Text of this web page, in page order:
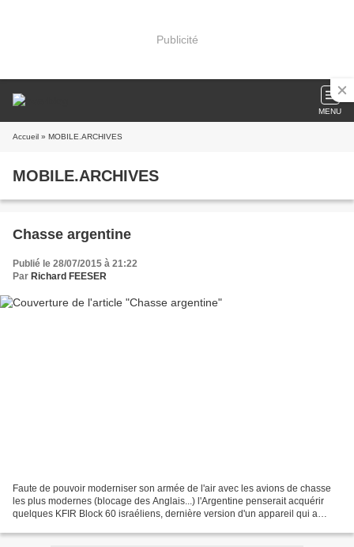
Publicité
MENU
Accueil » MOBILE.ARCHIVES
MOBILE.ARCHIVES
Chasse argentine
Publié le 28/07/2015 à 21:22
Par Richard FEESER
Faute de pouvoir moderniser son armée de l'air avec les avions de chasse
les plus modernes (blocage des Anglais...) l'Argentine penserait acquérir
quelques KFIR Block 60 israéliens, dernière version d'un appareil qui a